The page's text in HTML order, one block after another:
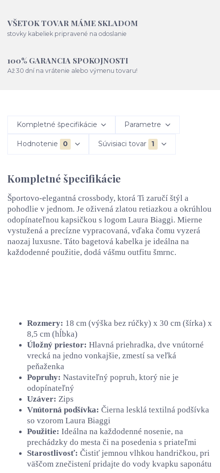
VŠETOK TOVAR MÁME SKLADOM
stovky kabeliek pripravené na odoslanie
100% GARANCIA SPOKOJNOSTI
Až 30 dní na vrátenie alebo výmenu tovaru!
Kompletné špecifikácie Parametre
Hodnotenie 0 Súvisiaci tovar 1
Kompletné špecifikácie
Športovo-elegantná crossbody, ktorá Ti zaručí štýl a
pohodlie v jednom. Je oživená zlatou retiazkou a okrúhlou
odopínateľnou kapsičkou s logom Laura Biaggi. Mierne
vystužená a precízne vypracovaná, vďaka čomu vyzerá
naozaj luxusne. Táto bagetová kabelka je ideálna na
každodenné použitie, dodá vášmu outfitu šmrnc.
Rozmery: 18 cm (výška bez rúčky) x 30 cm (šírka) x
8,5 cm (hĺbka)
Úložný priestor: Hlavná priehradka, dve vnútorné
vrecká na jedno vonkajšie, zmestí sa veľká
peňaženka
Popruhy: Nastaviteľný popruh, ktorý nie je
odopínateľný
Uzáver: Zips
Vnútorná podšívka: Čierna lesklá textilná podšívka
so vzorom Laura Biaggi
Použitie: Ideálna na každodenné nosenie, na
prechádzky do mesta či na posedenia s priateľmi
Starostlivosť: Čistiť jemnou vlhkou handričkou, pri
väščom znečistení pridajte do vody kvapku saponátu